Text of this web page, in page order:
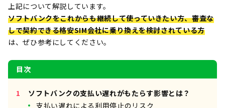
上記について解説しています。
ソフトバンクをこれからも継続して使っていきたい方、審査な
しで契約できる格安SIM会社に乗り換えを検討されている方
は、ぜひ参考にしてください。
目次
ソフトバンクの支払い遅れがもたらす影響とは？
支払い遅れによる利用停止のリスク